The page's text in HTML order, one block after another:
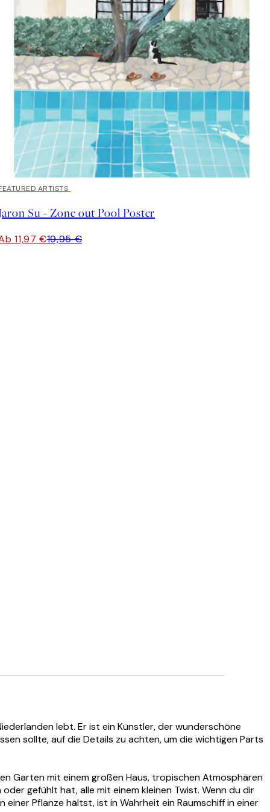
ARTISTS
Su - Zone out Pool Poster
11,97 €19,95 €
lebt. Er ist ein Künstler, der wunderschöne
sollte, auf die Details zu achten, um die wichtigen Parts
Garten mit einem großen Haus, tropischen Atmosphären
gefühlt hat, alle mit einem kleinen Twist. Wenn du dir
Pflanze hältst, ist in Wahrheit ein Raumschiff in einer